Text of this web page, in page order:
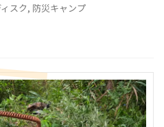
スク, 防災キャンプ